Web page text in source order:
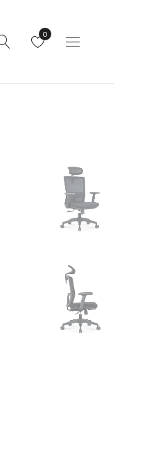
0